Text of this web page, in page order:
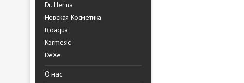
Dr. Herina
Невская Косметика
Bioaqua
Kormesic
DeXe
О нас